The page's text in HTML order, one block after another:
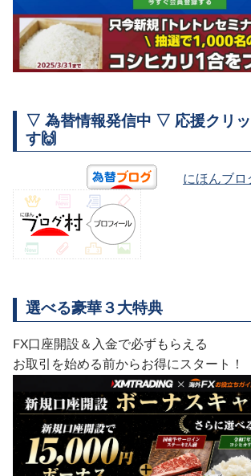
▽ 為替情報発信中 ▽ 応援クリッ
す🙌
にほんブロ
選べる豪華３大特典
FX口座開設＆入金で必ずもらえる
お取引を始める前からお得にスタート！